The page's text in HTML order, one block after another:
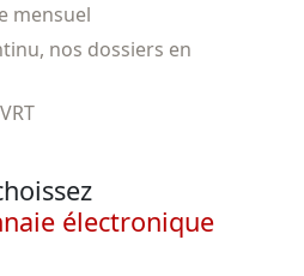
mensuel
nos dossiers en
électronique